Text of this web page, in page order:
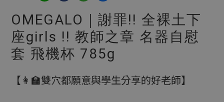
OMEGALO｜謝罪!! 全裸土下
座girls !! 教師之章 名器自慰
套 飛機杯 785g
【👩‍🏫雙穴都願意與學生分享的好老師】